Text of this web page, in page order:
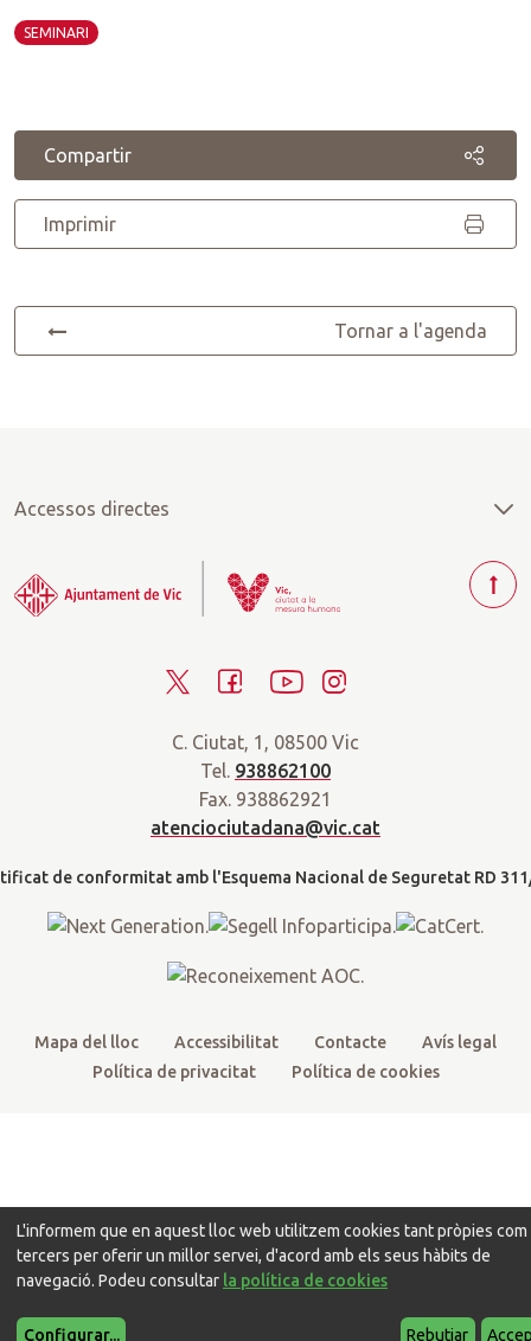
SEMINARI
Compartir
Imprimir
Tornar a l'agenda
Accessos directes
i
t
t
c
e
b
o
k
Y
u
t
u
s
a
a
m
C. Ciutat, 1, 08500 Vic
Tel. 938862100
Fax. 938862921
atenciociutadana@vic.cat
Mapa del lloc Accessibilitat Contacte
Avís legal
Política de privacitat
Política de cookies
T
t
L'informem que en aquest lloc web utilitzem cookies tant pròpies com
tercers per oferir un millor servei, d'acord amb els seus hàbits de
navegació. Podeu consultar la política de cookies
Configurar... Rebutjar